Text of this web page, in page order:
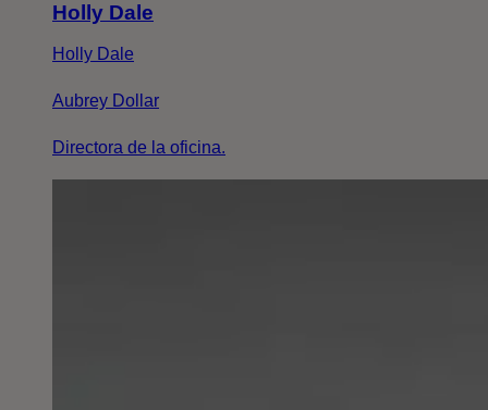
Holly Dale
Holly Dale
Aubrey Dollar
Directora de la oficina.